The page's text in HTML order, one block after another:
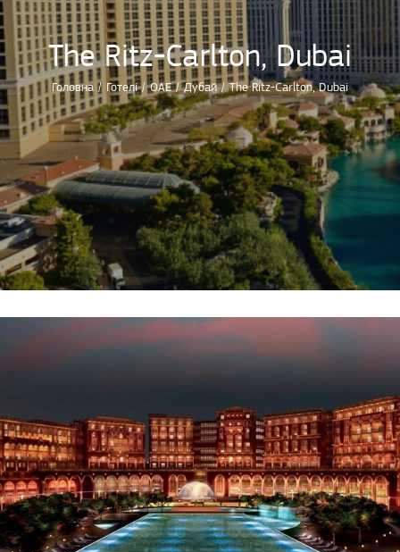
The Ritz-Carlton, Dubai
Головна / Готелі / ОАЕ / Дубай / The Ritz-Carlton, Dubai